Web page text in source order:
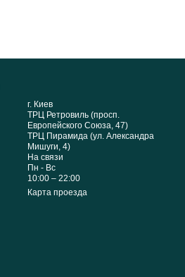
г. Киев
ТРЦ Ретровиль (просп.
Европейского Союза, 47)
ТРЦ Пирамида (ул. Александра
Мишуги, 4)
На связи
Пн - Вс
10:00 – 22:00
Карта проезда